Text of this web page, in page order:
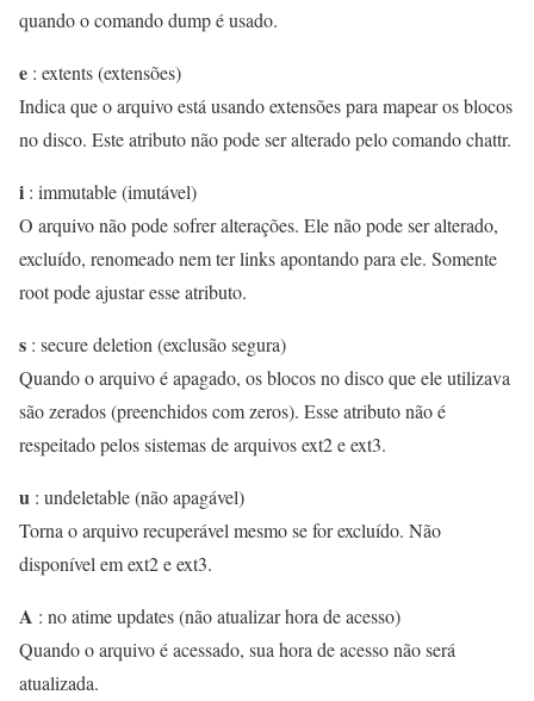
quando o comando dump é usado.
e : extents (extensões)
Indica que o arquivo está usando extensões para mapear os blocos
no disco. Este atributo não pode ser alterado pelo comando chattr.
i : immutable (imutável)
O arquivo não pode sofrer alterações. Ele não pode ser alterado,
excluído, renomeado nem ter links apontando para ele. Somente
root pode ajustar esse atributo.
s : secure deletion (exclusão segura)
Quando o arquivo é apagado, os blocos no disco que ele utilizava
são zerados (preenchidos com zeros). Esse atributo não é
respeitado pelos sistemas de arquivos ext2 e ext3.
u : undeletable (não apagável)
Torna o arquivo recuperável mesmo se for excluído. Não
disponível em ext2 e ext3.
A : no atime updates (não atualizar hora de acesso)
Quando o arquivo é acessado, sua hora de acesso não será
atualizada.